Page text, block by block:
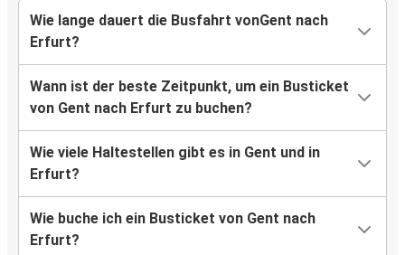
Wie lange dauert die Busfahrt vonGent nach
Erfurt?
Wann ist der beste Zeitpunkt, um ein Busticket
von Gent nach Erfurt zu buchen?
Wie viele Haltestellen gibt es in Gent und in
Erfurt?
Wie buche ich ein Busticket von Gent nach
Erfurt?